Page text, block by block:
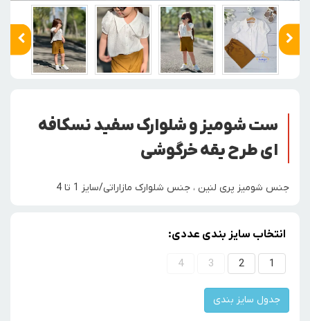
ست شومیز و شلوارک سفید نسکافه
ای طرح یقه خرگوشی
جنس شومیز پری لنین ، جنس شلوارک مازاراتی/سایز 1 تا 4
انتخاب سایز بندی عددی:
1
2
3
4
جدول سایز بندی